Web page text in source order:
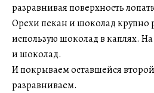
разравнивая поверхность
Орехи пекан и шоколад крупно
использую шоколад в каплях.
и шоколад.
И покрываем оставшейся
разравниваем.